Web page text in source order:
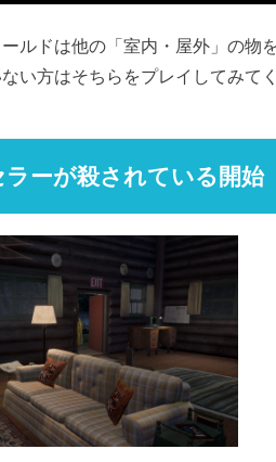
ルドは他の「室内・屋外」の物
い方はそちらをプレイしてみてく
ーが殺されている開始